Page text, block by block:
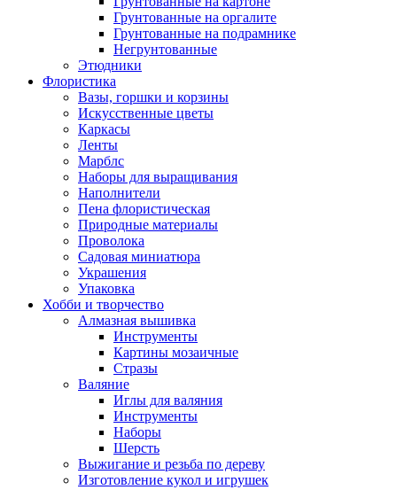
Грунтованные на оргалите
Грунтованные на подрамнике
Негрунтованные
Этюдники
Флористика
Вазы, горшки и корзины
Искусственные цветы
Каркасы
Ленты
Марблс
Наборы для выращивания
Наполнители
Пена флористическая
Природные материалы
Проволока
Садовая миниатюра
Украшения
Упаковка
Хобби и творчество
Алмазная вышивка
Инструменты
Картины мозаичные
Стразы
Валяние
Иглы для валяния
Инструменты
Наборы
Шерсть
Выжигание и резьба по дереву
Изготовление кукол и игрушек